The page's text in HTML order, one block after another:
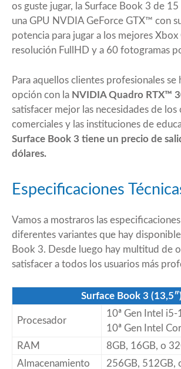
os guste jugar, la Surface Book 3 de
una GPU NVDIA GeForce GTX™ con
potencia para jugar a los mejores Xbox
resolución FullHD y a 60 fotogramas
Para aquellos clientes profesionales se
opción con la NVIDIA Quadro RTX™
satisfacer mejor las necesidades de los
comerciales y las instituciones de
Surface Book 3 tiene un precio de
dólares.
Especificaciones
Vamos a mostraros las
diferentes variantes que hay
Book 3. Desde luego hay multitud de
satisfacer a todos los usuarios más
Surface Book 3 (13,5″)
Procesador
10ª Gen Intel
10ª Gen Intel
RAM
8GB, 16GB, o
Almacenamiento
256GB, 512GB,